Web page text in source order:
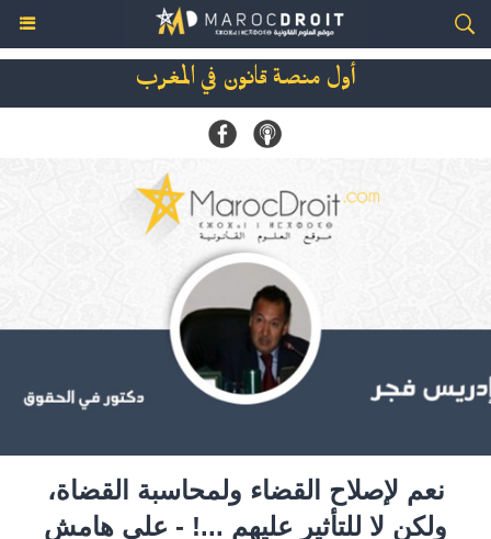
أول منصة قانون في المغرب
نعم لإصلاح القضاء ولمحاسبة القضاة،
ولكن لا للتأثير عليهم ...! - على هامش